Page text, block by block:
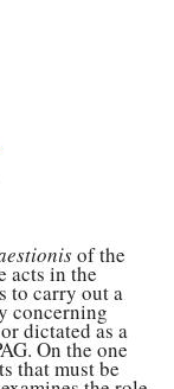
of the
acts in the
to carry out a
concerning
dictated as a
On the one
that must be